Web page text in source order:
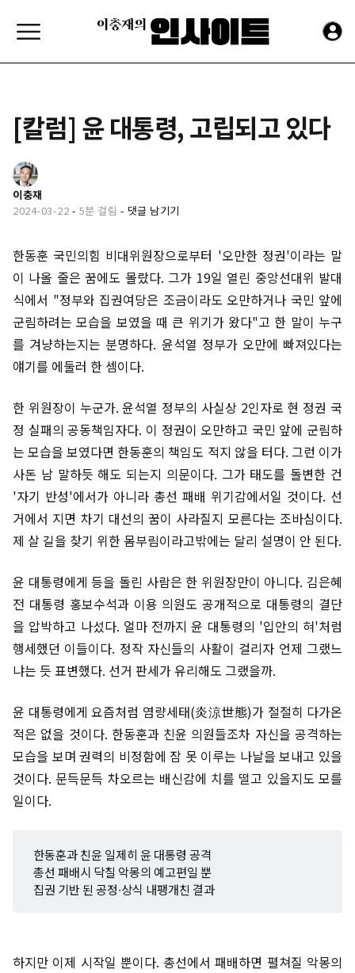
[칼럼] 윤 대통령, 고립되고 있다
이충재
2024-03-22 - 5분 걸림 - 댓글 남기기
한동훈 국민의힘 비대위원장으로부터 '오만한 정권'이라는 말
이 나올 줄은 꿈에도 몰랐다. 그가 19일 열린 중앙선대위 발대
식에서 "정부와 집권여당은 조금이라도 오만하거나 국민 앞에
군림하려는 모습을 보였을 때 큰 위기가 왔다"고 한 말이 누구
를 겨냥하는지는 분명하다. 윤석열 정부가 오만에 빠져있다는
얘기를 에둘러 한 셈이다.
한 위원장이 누군가. 윤석열 정부의 사실상 2인자로 현 정권 국
정 실패의 공동책임자다. 이 정권이 오만하고 국민 앞에 군림하
는 모습을 보였다면 한동훈의 책임도 적지 않을 터다. 그런 이가
사돈 남 말하듯 해도 되는지 의문이다. 그가 태도를 돌변한 건
'자기 반성'에서가 아니라 총선 패배 위기감에서일 것이다. 선
거에서 지면 차기 대선의 꿈이 사라질지 모른다는 조바심이다.
제 살 길을 찾기 위한 몸부림이라고밖에는 달리 설명이 안 된다.
윤 대통령에게 등을 돌린 사람은 한 위원장만이 아니다. 김은혜
전 대통령 홍보수석과 이용 의원도 공개적으로 대통령의 결단
을 압박하고 나섰다. 얼마 전까지 윤 대통령의 '입안의 혀'처럼
행세했던 이들이다. 정작 자신들의 사활이 걸리자 언제 그랬느
냐는 듯 표변했다. 선거 판세가 유리해도 그랬을까.
윤 대통령에게 요즘처럼 염량세태(炎涼世態)가 절절히 다가온
적은 없을 것이다. 한동훈과 친윤 의원들조차 자신을 공격하는
모습을 보며 권력의 비정함에 잠 못 이루는 나날을 보내고 있을
것이다. 문득문득 차오르는 배신감에 치를 떨고 있을지도 모를
일이다.
한동훈과 친윤 일제히 윤 대통령 공격
총선 패배시 닥칠 악몽의 예고편일 뿐
집권 기반 된 공정∙상식 내팽개친 결과
하지만 이제 시작일 뿐이다. 총선에서 패배하면 펼쳐질 악몽의